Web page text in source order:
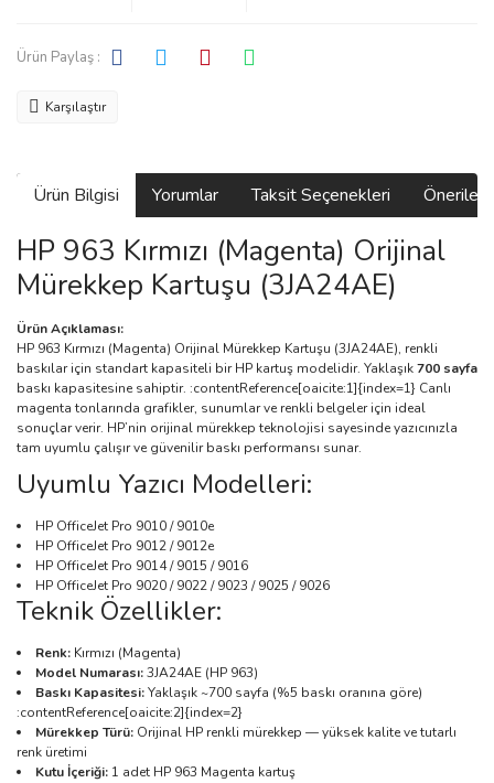
Ürün Paylaş :
Karşılaştır
Ürün Bilgisi Yorumlar Taksit Seçenekleri
HP 963 Kırmızı (Magenta) Orijinal
Mürekkep Kartuşu (3JA24AE)
Ürün Açıklaması:
HP 963 Kırmızı (Magenta) Orijinal Mürekkep Kartuşu (3JA24AE), renkli
baskılar için standart kapasiteli bir HP kartuş modelidir. Yaklaşık700 sayfa
baskı kapasitesine sahiptir. :contentReference[oaicite:1]{index=1} Canlı
magenta tonlarında grafikler, sunumlar ve renkli belgeler için ideal
sonuçlar verir. HP’nin orijinal mürekkep teknolojisi sayesinde yazıcınızla
tam uyumlu çalışır ve güvenilir baskı performansı sunar.
Uyumlu Yazıcı Modelleri:
HP OfficeJet Pro 9010 / 9010e
HP OfficeJet Pro 9012 / 9012e
HP OfficeJet Pro 9014 / 9015 / 9016
HP OfficeJet Pro 9020 / 9022 / 9023 / 9025 / 9026
Teknik Özellikler:
Renk: Kırmızı (Magenta)
Model Numarası:3JA24AE (HP 963)
Baskı Kapasitesi:Yaklaşık ~700 sayfa (%5 baskı oranına göre)
:contentReference[oaicite:2]{index=2}
Mürekkep Türü: Orijinal HP renkli mürekkep — yüksek kalite ve tutarlı
renk üretimi
Kutu İçeriği: 1 adet HP 963 Magenta kartuş